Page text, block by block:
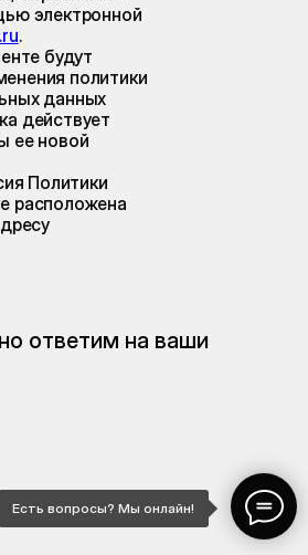
Есть вопросы? Мы онлайн!
электронной
.
будут
политики
данных
действует
ее новой
Политики
расположена
ответим на ваши